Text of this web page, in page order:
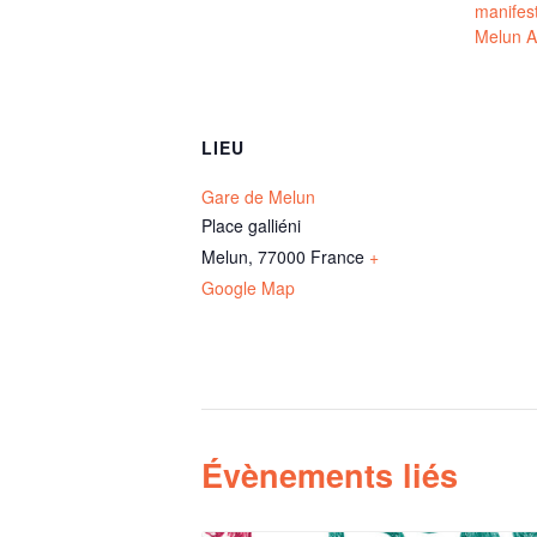
Melun
LIEU
Gare de Melun
Place galliéni
Melun, 77000 France +
Google Map
Évènements liés